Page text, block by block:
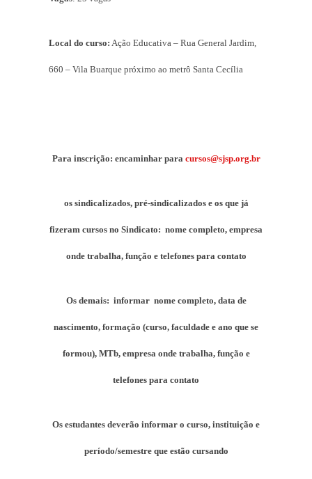
Local do curso: Ação Educativa – Rua General Jardim,
660 – Vila Buarque próximo ao metrô Santa Cecília
Para inscrição: encaminhar para cursos@sjsp.org.br
os sindicalizados, pré-sindicalizados e os que já
fizeram cursos no Sindicato: nome completo, empresa
onde trabalha, função e telefones para contato
Os demais: informar nome completo, data de
nascimento, formação (curso, faculdade e ano que se
formou), MTb, empresa onde trabalha, função e
telefones para contato
Os estudantes deverão informar o curso, instituição e
período/semestre que estão cursando